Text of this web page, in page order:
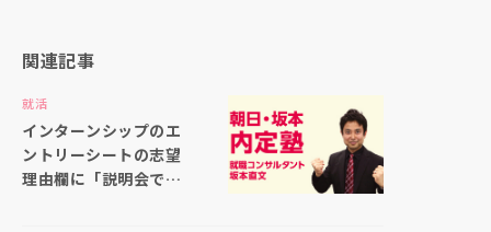
関連記事
就活
インターンシップのエ
ントリーシートの志望
理由欄に「説明会で聞